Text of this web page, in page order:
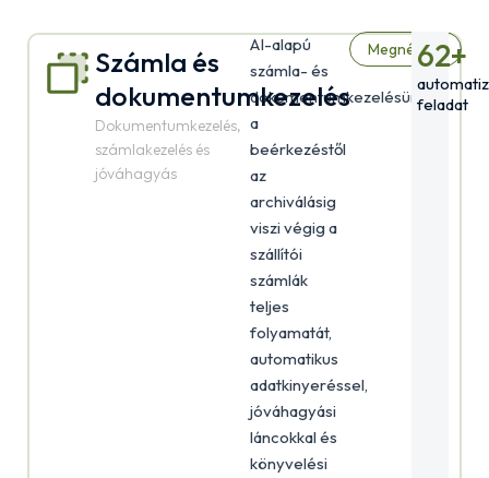
Számla és
dokumentumkezelés
Dokumentumkezelés,
számlakezelés és
jóváhagyás
AI-alapú
számla- és
dokumentumkezelésünk
a
beérkezéstől
az
archiválásig
viszi végig a
szállítói
számlák
teljes
folyamatát,
automatikus
adatkinyeréssel,
jóváhagyási
láncokkal és
könyvelési
Megnézem
62+
feladat